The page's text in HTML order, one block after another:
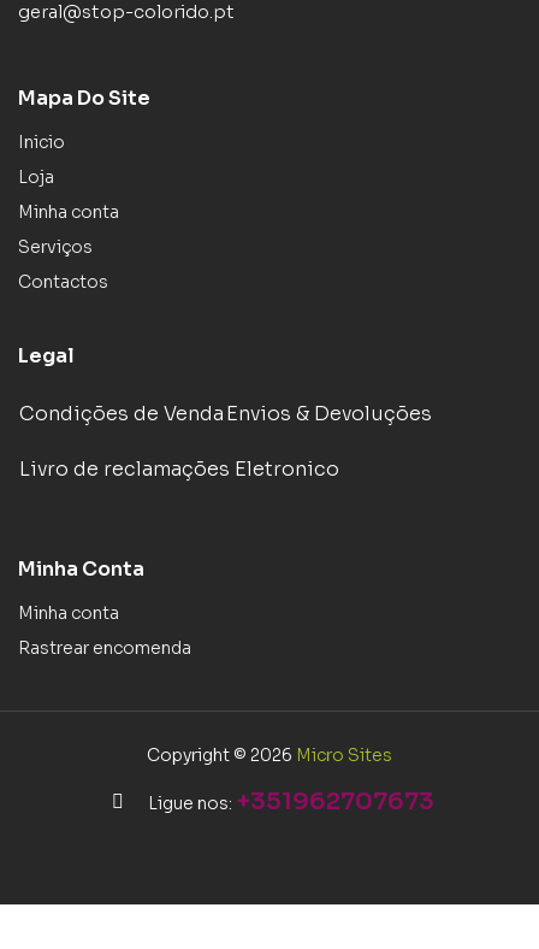
geral@stop-colorido.pt
Mapa Do Site
Inicio
Loja
Minha conta
Serviços
Contactos
Legal
Condições de VendaEnvios & Devoluções
Livro de reclamações Eletronico
Minha Conta
Minha conta
Rastrear encomenda
Copyright © 2026 Micro Sites
Ligue nos: +351962707673